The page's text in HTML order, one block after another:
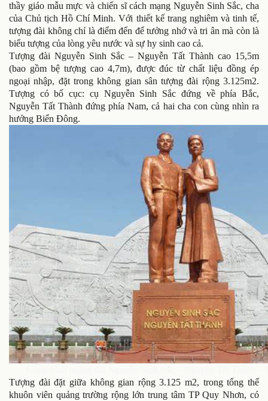
thầy giáo mẫu mực và chiến sĩ cách mạng Nguyễn Sinh Sắc, cha
của Chủ tịch Hồ Chí Minh. Với thiết kế trang nghiêm và tinh tế,
tượng đài không chỉ là điểm đến để tưởng nhớ và tri ân mà còn là
biểu tượng của lòng yêu nước và sự hy sinh cao cả.
Tượng đài Nguyễn Sinh Sắc – Nguyễn Tất Thành cao 15,5m
(bao gồm bệ tượng cao 4,7m), được đúc từ chất liệu đồng ép
ngoại nhập, đặt trong không gian sân tượng đài rộng 3.125m2.
Tượng có bố cục: cụ Nguyễn Sinh Sắc đứng về phía Bắc,
Nguyễn Tất Thành đứng phía Nam, cả hai cha con cùng nhìn ra
hướng Biển Đông.
Tượng đài đặt giữa không gian rộng 3.125 m2, trong tổng thể
khuôn viên quảng trường rộng lớn trung tâm TP Quy Nhơn, có